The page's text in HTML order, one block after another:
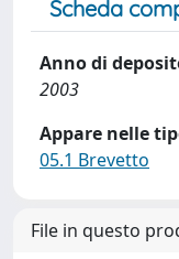
Scheda
Anno di
2003
Appare nelle
05.1 Brevetto
File in questo